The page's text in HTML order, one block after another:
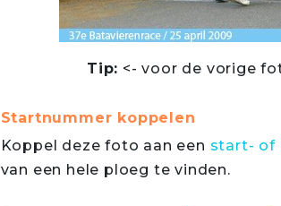
Tip: <- voor de vorige
Startnummer koppelen
Koppel deze foto aan een start- of
van een hele ploeg te vinden.